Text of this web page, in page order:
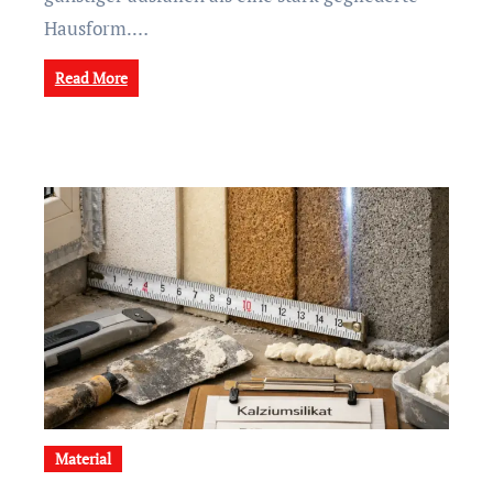
Hausform.…
Read More
Material